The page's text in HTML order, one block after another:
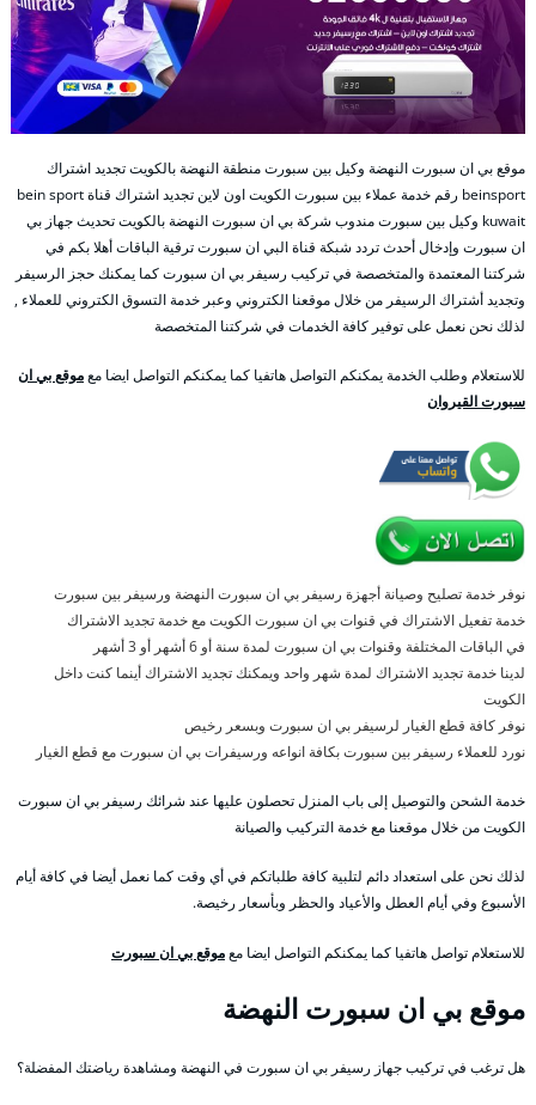
موقع بي ان سبورت النهضة وكيل بين سبورت منطقة النهضة بالكويت تجديد اشتراك
beinsport رقم خدمة عملاء بين سبورت الكويت اون لاين تجديد اشتراك قناة bein sport
kuwait وكيل بين سبورت مندوب شركة بي ان سبورت النهضة بالكويت تحديث جهاز بي
ان سبورت وإدخال أحدث تردد شبكة قناة البي ان سبورت ترقية الباقات أهلا بكم في
شركتنا المعتمدة والمتخصصة في تركيب رسيفر بي ان سبورت كما يمكنك حجز الرسيفر
وتجديد أشتراك الرسيفر من خلال موقعنا الكتروني وعبر خدمة التسوق الكتروني للعملاء ,
لذلك نحن نعمل على توفير كافة الخدمات في شركتنا المتخصصة
للاستعلام وطلب الخدمة يمكنكم التواصل هاتفيا كما يمكنكم التواصل ايضا معموقع بي ان
سبورت القيروان
نوفر خدمة تصليح وصيانة أجهزة رسيفر بي ان سبورت النهضة ورسيفر بين سبورت
خدمة تفعيل الاشتراك في قنوات بي ان سبورت الكويت مع خدمة تجديد الاشتراك
في الباقات المختلفة وقنوات بي ان سبورت لمدة سنة أو 6 أشهر أو 3 أشهر
لدينا خدمة تجديد الاشتراك لمدة شهر واحد ويمكنك تجديد الاشتراك أينما كنت داخل
الكويت
نوفر كافة قطع الغيار لرسيفر بي ان سبورت وبسعر رخيص
نورد للعملاء رسيفر بين سبورت بكافة انواعه ورسيفرات بي ان سبورت مع قطع الغيار
خدمة الشحن والتوصيل إلى باب المنزل تحصلون عليها عند شرائك رسيفر بي ان سبورت
الكويت من خلال موقعنا مع خدمة التركيب والصيانة
لذلك نحن على استعداد دائم لتلبية كافة طلباتكم في أي وقت كما نعمل أيضا في كافة أيام
الأسبوع وفي أيام العطل والأعياد والحظر وبأسعار رخيصة.
للاستعلام تواصل هاتفيا كما يمكنكم التواصل ايضا معموقع بي ان سبورت
موقع بي ان سبورت النهضة
هل ترغب في تركيب جهاز رسيفر بي ان سبورت في النهضة ومشاهدة رياضتك المفضلة؟